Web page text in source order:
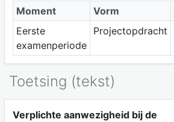
Moment
Vorm
Eerste
examenperiode
Projectopdracht
Toetsing (tekst)
Verplichte aanwezigheid bij de